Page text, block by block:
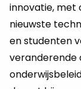
innovatie, met
nieuwste
en studenten
veranderende